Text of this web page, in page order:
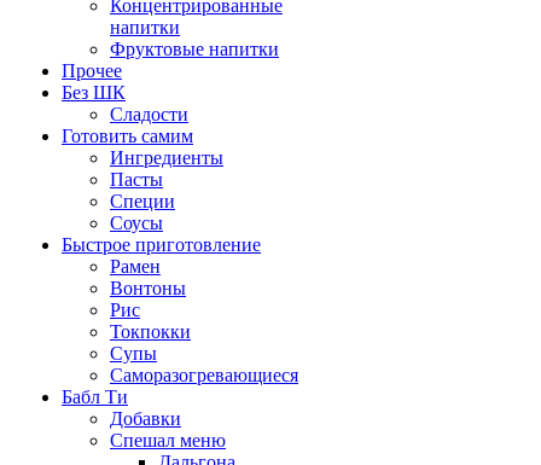
Концентрированные
напитки
Фруктовые напитки
Прочее
Без ШК
Сладости
Готовить самим
Ингредиенты
Пасты
Специи
Соусы
Быстрое приготовление
Рамен
Вонтоны
Рис
Токпокки
Супы
Саморазогревающиеся
Бабл Ти
Добавки
Спешал меню